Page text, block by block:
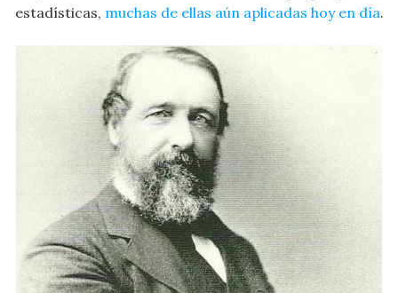
estadísticas, muchas de ellas aún aplicadas hoy en día.